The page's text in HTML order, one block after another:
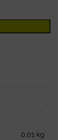
0,01 kg